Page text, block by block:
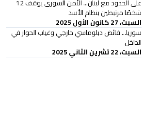
على الحدود مع لبنان... الأمن السوري يوقف 12
شخصًا مرتبطين بنظام الأسد
السبت، 27 كانون الأول 2025
سوريا... فائض دبلوماسي خارجي وغياب الحوار في
الداخل
السبت، 22 تشرين الثاني 2025